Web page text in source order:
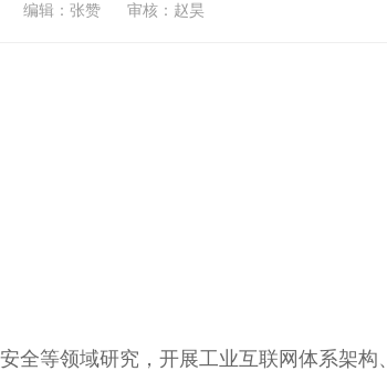
编辑：张赞 审核：赵昊
全等领域研究，开展工业互联网体系架构